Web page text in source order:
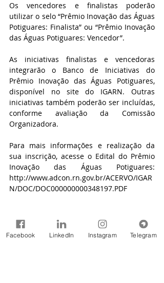
Os vencedores e finalistas poderão
utilizar o selo “Prêmio Inovação das Águas
Potiguares: Finalista” ou “Prêmio Inovação
das Águas Potiguares: Vencedor”.
As iniciativas finalistas e vencedoras
integrarão o Banco de Iniciativas do
Prêmio Inovação das Águas Potiguares,
disponível no site do IGARN. Outras
iniciativas também poderão ser incluídas,
conforme avaliação da Comissão
Organizadora.
Para mais informações e realização da
sua inscrição, acesse o Edital do Prêmio
http://www.adcon.rn.gov.br/ACERVO/IGAR
N/DOC/DOC000000000348197.PDF
Para detalhes e realização da sua
inscrição na categoria “Estudantes
Facebook LinkedIn Instagram Telegram